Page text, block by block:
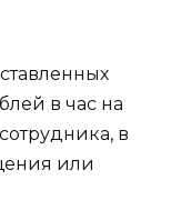
в час на
в
или